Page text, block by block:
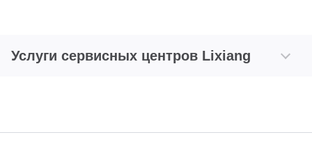
Услуги сервисных центров Lixiang